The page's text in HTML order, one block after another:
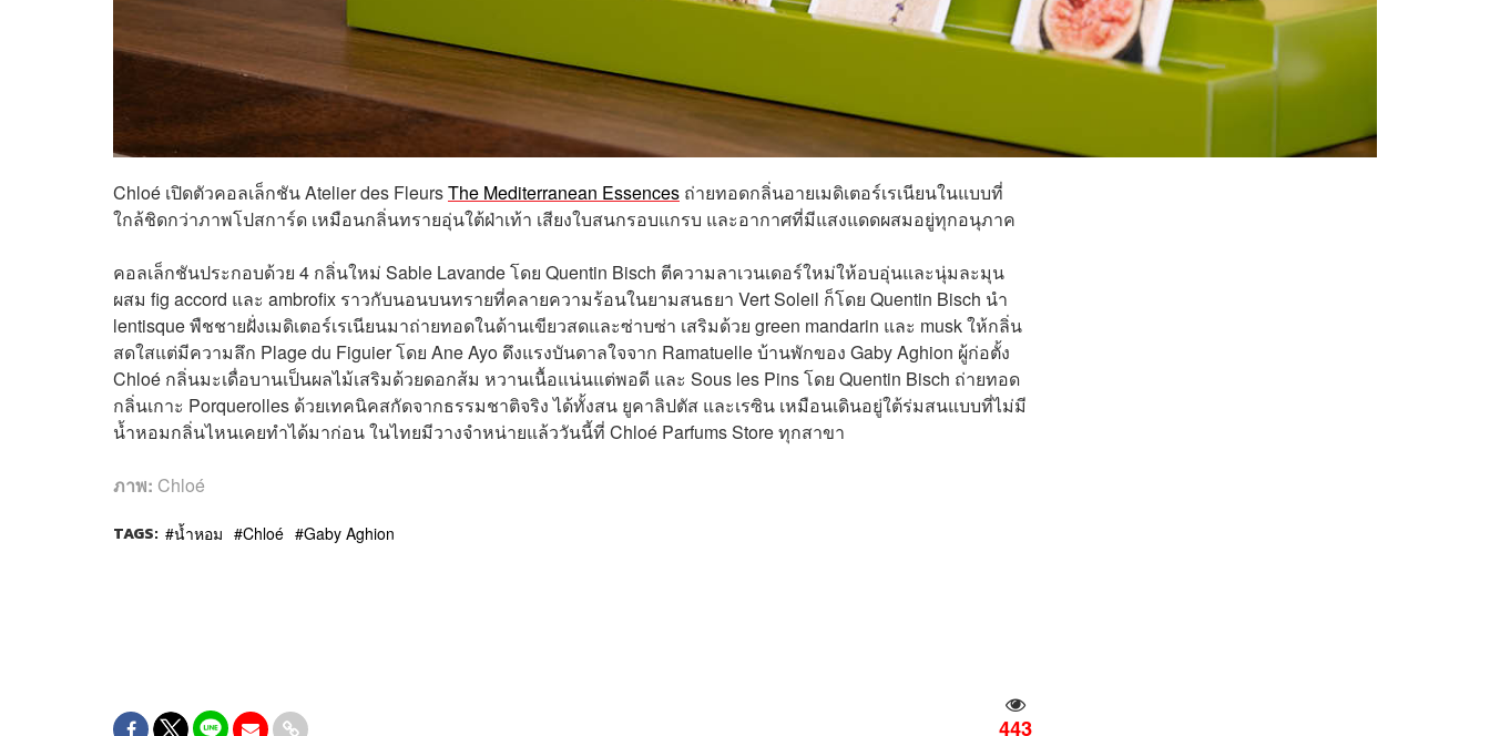
Chloé เปิดตัวคอลเล็กชัน Atelier des FleursThe Mediterranean Essences ถ่ายทอดกลิ่นอายเมดิเตอร์เรเนียนในแบบที่
ใกล้ชิดกว่าภาพโปสการ์ด เหมือนกลิ่นทรายอุ่นใต้ฝ่าเท้า เสียงใบสนกรอบแกรบ และอากาศที่มีแสงแดดผสมอยู่ทุกอนุภาค
คอลเล็กชันประกอบด้วย 4 กลิ่นใหม่ Sable Lavande โดย Quentin Bisch ตีความลาเวนเดอร์ใหม่ให้อบอุ่นและนุ่มละมุน
ผสม fig accord และ ambrofix ราวกับนอนบนทรายที่คลายความร้อนในยามสนธยา Vert Soleil ก็โดย Quentin Bisch นำ
lentisque พืชชายฝั่งเมดิเตอร์เรเนียนมาถ่ายทอดในด้านเขียวสดและซ่าบซ่า เสริมด้วย green mandarin และ musk ให้กลิ่น
สดใสแต่มีความลึก Plage du Figuier โดย Ane Ayo ดึงแรงบันดาลใจจาก Ramatuelle บ้านพักของ Gaby Aghion ผู้ก่อตั้ง
Chloé กลิ่นมะเดื่อบานเป็นผลไม้เสริมด้วยดอกส้ม หวานเนื้อแน่นแต่พอดี และ Sous les Pins โดย Quentin Bisch ถ่ายทอด
กลิ่นเกาะ Porquerolles ด้วยเทคนิคสกัดจากธรรมชาติจริง ได้ทั้งสน ยูคาลิปตัส และเรซิน เหมือนเดินอยู่ใต้ร่มสนแบบที่ไม่มี
น้ำหอมกลิ่นไหนเคยทำได้มาก่อน ในไทยมีวางจำหน่ายแล้ววันนี้ที่ Chloé Parfums Store ทุกสาขา
ภาพ: Chloé
TAGS: น้ำหอม Chloé Gaby Aghion
443